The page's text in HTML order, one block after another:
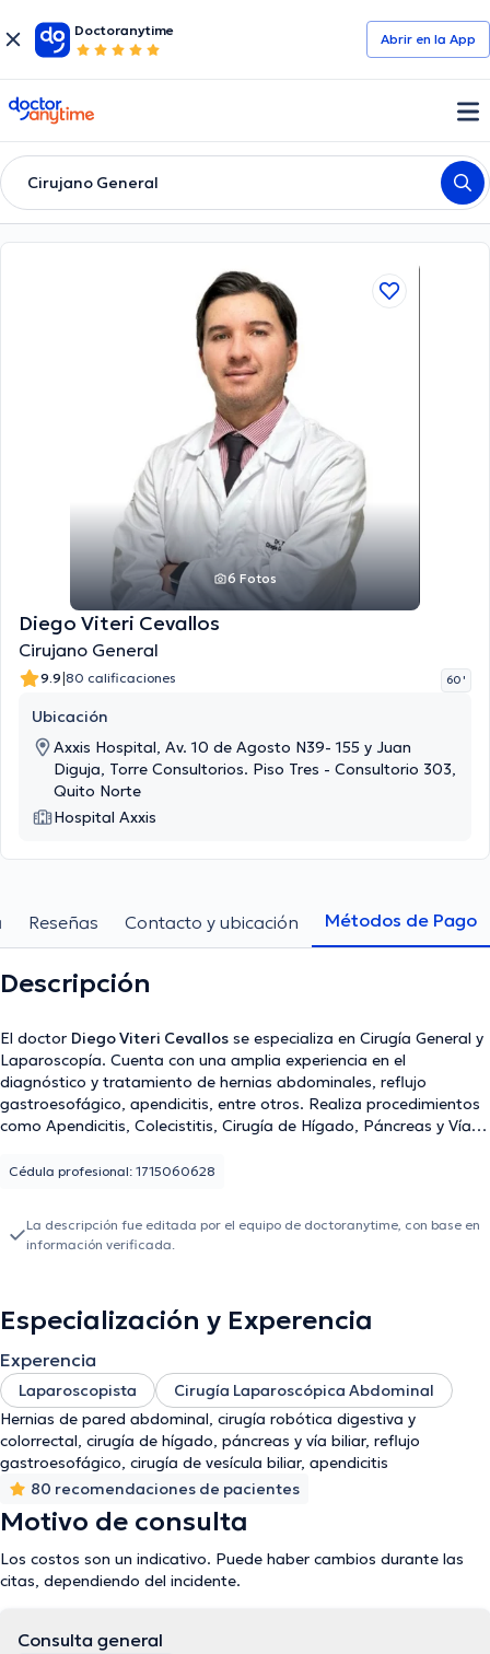
Doctoranytime
Abrir en la App
doctoranytime
Cirujano General
6 Fotos
Diego Viteri Cevallos
Cirujano General
9.9|80 calificaciones 60 '
Ubicación
Axxis Hospital, Av. 10 de Agosto N39- 155 y Juan
Diguja, Torre Consultorios. Piso Tres - Consultorio 303,
Quito Norte
Hospital Axxis
Reseñas Contacto y ubicación Métodos de Pago
Descripción
El doctor Diego Viteri Cevallos se especializa en Cirugía General y
Laparoscopía. Cuenta con una amplia experiencia en el
diagnóstico y tratamiento de hernias abdominales, reflujo
gastroesofágico, apendicitis, entre otros. Realiza procedimientos
como Apendicitis, Colecistitis, Cirugía de Hígado, Páncreas y Vías
presencial en Quito a través de diversos seguros médicos
Cédula profesional: 1715060628
La descripción fue editada por el equipo de doctoranytime, con base en
información verificada.
Especialización y Experencia
Experencia
Laparoscopista
Cirugía Laparoscópica Abdominal
Hernias de pared abdominal, cirugía robótica digestiva y
colorrectal, cirugía de hígado, páncreas y vía biliar, reflujo
gastroesofágico, cirugía de vesícula biliar, apendicitis
80 recomendaciones de pacientes
Motivo de consulta
Los costos son un indicativo. Puede haber cambios durante las
citas, dependiendo del incidente.
Consulta general